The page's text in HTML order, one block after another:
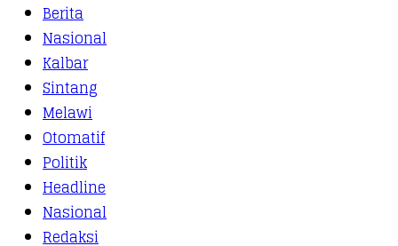
Berita
Nasional
Kalbar
Sintang
Melawi
Otomatif
Politik
Headline
Nasional
Redaksi